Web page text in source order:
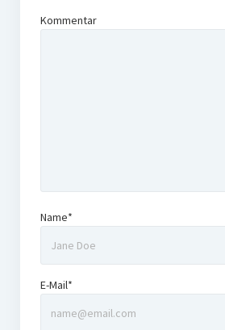
Kommentar
Name*
E-Mail*